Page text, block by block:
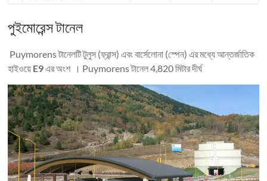
পুইমোরেন্স টানেল
Puymorens টানেলটি টুলুস (ফ্রান্স) এবং বার্সেলোনা (স্পেন) এর মধ্যে আন্তর্জাতিক
হাইওয়ে E9এর অংশ । Puymorens টানেল 4,820 মিটার দীর্ঘ